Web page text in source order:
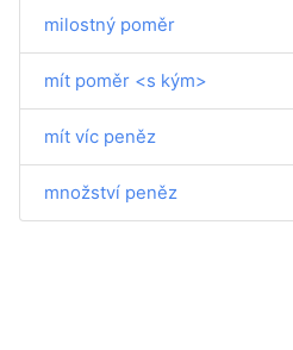
milostný poměr
mít poměr <s kým>
mít víc peněz
množství peněz